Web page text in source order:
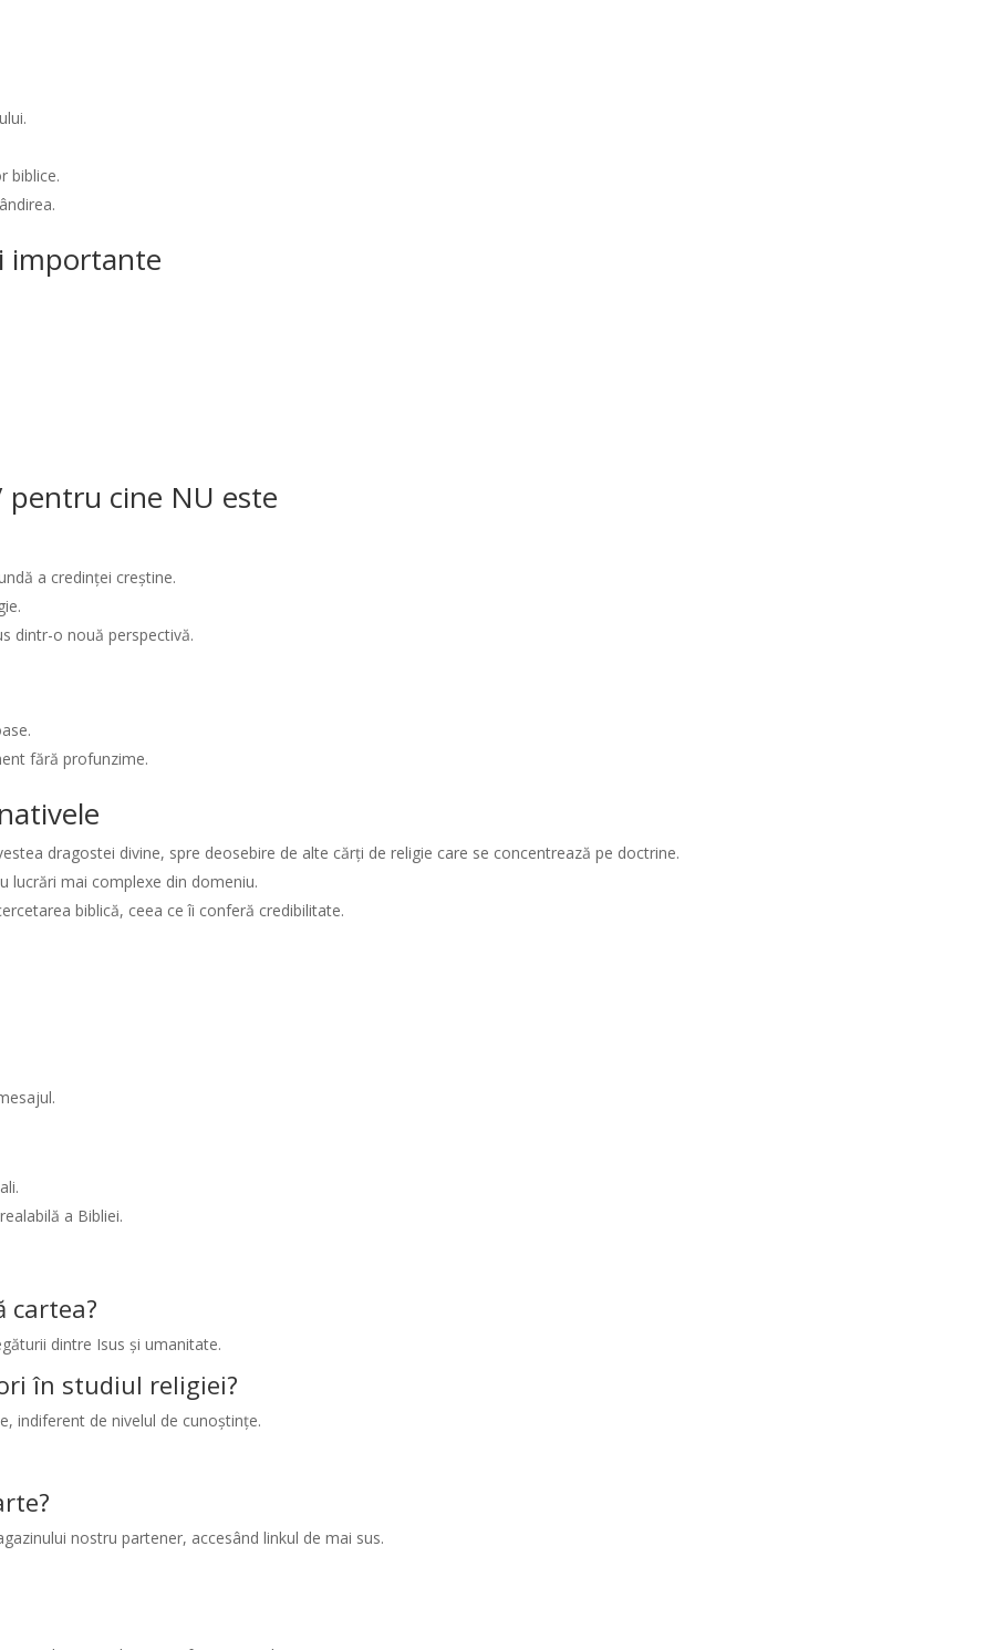
biblice.
importante
cine NU este
a credinței creștine.
dintr-o nouă perspectivă.
fără profunzime.
dragostei divine, spre deosebire de alte cărți de religie care se concentrează pe doctrine.
lucrări mai complexe din domeniu.
biblică, ceea ce îi conferă credibilitate.
a Bibliei.
cartea?
dintre Isus și umanitate.
în studiul religiei?
indiferent de nivelul de cunoștințe.
nostru partener, accesând linkul de mai sus.